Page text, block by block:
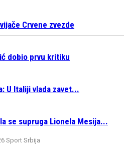
Crvene zvezde
dobio prvu kritiku
U Italiji vlada zavet...
se supruga Lionela Mesija...
Sport Srbija